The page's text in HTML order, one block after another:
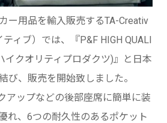
ー用品を輸入販売するTA-Creativ
ィブ）では、『P&F HIGH QUALI
イクオリティプロダクツ)』と日本
び、販売を開始致しました。
アップなどの後部座席に簡単に装
れ、6つの耐久性のあるポケット